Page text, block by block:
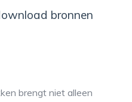
bronnen
brengt niet alleen